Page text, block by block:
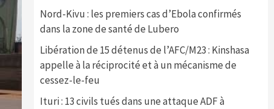
Nord-Kivu : les premiers cas d’Ebola confirmés
dans la zone de santé de Lubero
Libération de 15 détenus de l’AFC/M23 : Kinshasa
appelle à la réciprocité et à un mécanisme de
cessez-le-feu
Ituri : 13 civils tués dans une attaque ADF à